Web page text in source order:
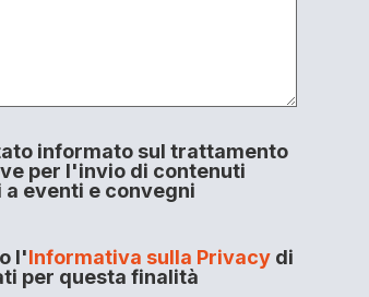
informato sul trattamento
per l'invio di contenuti
eventi e convegni
l'Informativa sulla Privacydi
per questa finalità